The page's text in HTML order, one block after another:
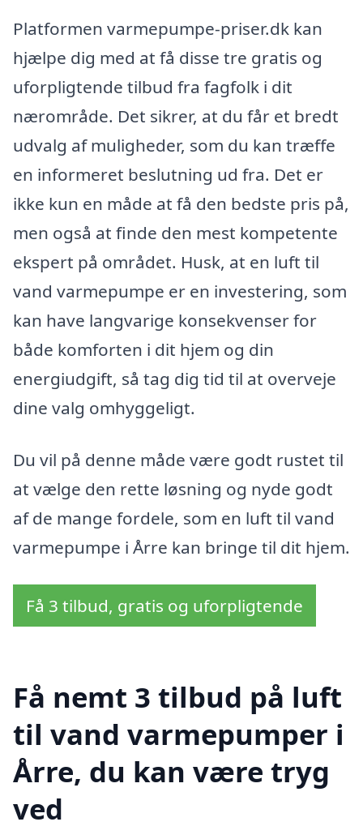
Platformen varmepumpe-priser.dk kan
hjælpe dig med at få disse tre gratis og
uforpligtende tilbud fra fagfolk i dit
nærområde. Det sikrer, at du får et bredt
udvalg af muligheder, som du kan træffe
en informeret beslutning ud fra. Det er
ikke kun en måde at få den bedste pris på,
men også at finde den mest kompetente
ekspert på området. Husk, at en luft til
vand varmepumpe er en investering, som
kan have langvarige konsekvenser for
både komforten i dit hjem og din
energiudgift, så tag dig tid til at overveje
dine valg omhyggeligt.
Du vil på denne måde være godt rustet til
at vælge den rette løsning og nyde godt
af de mange fordele, som en luft til vand
varmepumpe i Årre kan bringe til dit hjem.
Få 3 tilbud, gratis og uforpligtende
Få nemt 3 tilbud på luft
til vand varmepumper i
Årre, du kan være tryg
ved